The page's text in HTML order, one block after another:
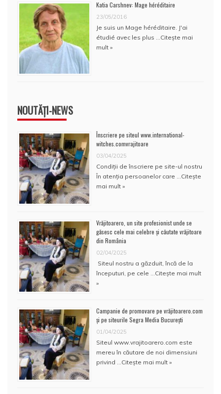
Katia Carshnev: Mage héréditaire
23/05/2016
Je suis un Mage héréditaire. J'ai
étudié avec les plus …Citește mai
mult »
NOUTĂȚI-NEWS
Înscriere pe siteul www.international-
witches.comvrajitoare
03/04/2025
Condiţii de înscriere pe site-ul nostru
În atenţia persoanelor care …Citește
mai mult »
Vrăjitoarero, un site profesionist unde se
găsesc cele mai celebre și căutate vrăjitoare
din România
02/04/2025
Siteul nostru a găzduit, încă de la
începuturi, pe cele …Citește mai mult
»
Campanie de promovare pe vrăjitoarero.com
și pe siteurile Segra Media București
01/04/2025
Siteul www.vrajitoarero.com este
mereu în căutare de noi dimensiuni
privind …Citește mai mult »